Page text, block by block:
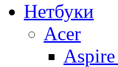
Нетбуки
Acer